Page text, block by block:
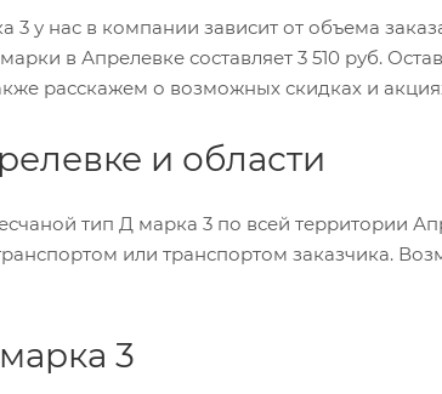
у нас в компании зависит от объема
в Апрелевке составляет 3 510 руб.
расскажем о возможных скидках и
и области
тип Д марка 3 по всей территории
или транспортом заказчика.
3